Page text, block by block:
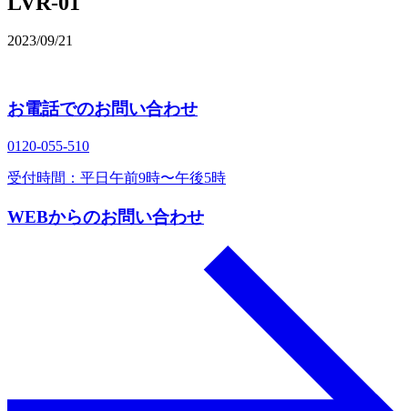
2023/09/21
お電話でのお問い合わせ
0120‐055‐510
受付時間：平日午前9時〜午後5時
WEBからのお問い合わせ